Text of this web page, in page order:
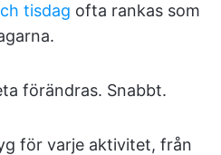
tisdag ofta rankas som
förändras. Snabbt.
för varje aktivitet, från